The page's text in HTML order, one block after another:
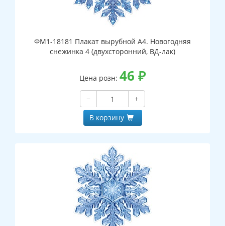
ФМ1-18181 Плакат вырубной А4. Новогодняя
снежинка 4 (двухсторонний, ВД-лак)
Цена розн: 46 ₽
−
+
В корзину